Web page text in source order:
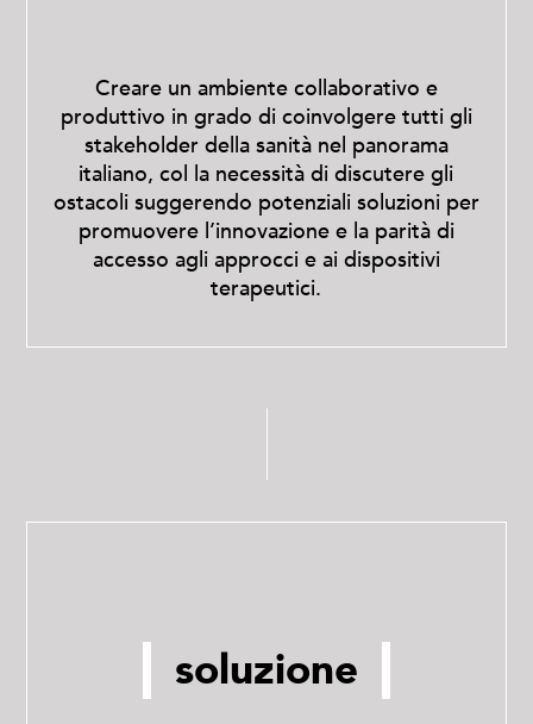
Creare un ambiente collaborativo e
produttivo in grado di coinvolgere tutti gli
stakeholder della sanità nel panorama
italiano, col la necessità di discutere gli
ostacoli suggerendo potenziali soluzioni per
promuovere l’innovazione e la parità di
accesso agli approcci e ai dispositivi
terapeutici.
soluzione